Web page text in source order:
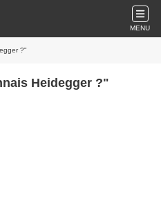
MENU
?"
Heidegger ?"